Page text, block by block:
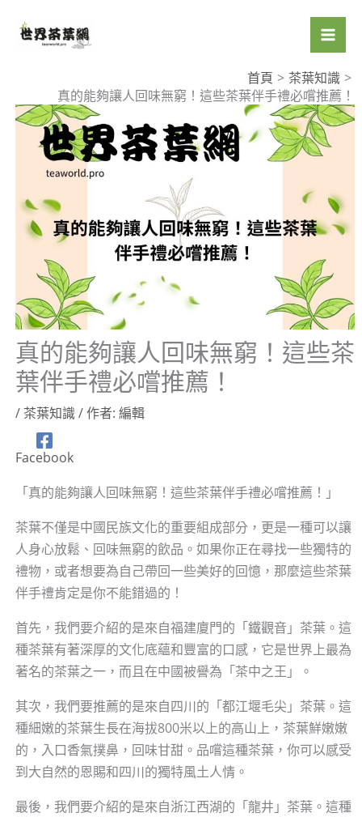
首頁
茶葉知識
真的能夠讓人回味無窮！這些茶葉伴手禮必嚐推薦！
真的能夠讓人回味無窮！這些茶
葉伴手禮必嚐推薦！
/ 茶葉知識/ 作者: 編輯
Facebook
「真的能夠讓人回味無窮！這些茶葉伴手禮必嚐推薦！」
茶葉不僅是中國民族文化的重要組成部分，更是一種可以讓
人身心放鬆、回味無窮的飲品。如果你正在尋找一些獨特的
禮物，或者想要為自己帶回一些美好的回憶，那麼這些茶葉
伴手禮肯定是你不能錯過的！
首先，我們要介紹的是來自福建廈門的「鐵觀音」茶葉。這
種茶葉有著深厚的文化底蘊和豐富的口感，它是世界上最為
著名的茶葉之一，而且在中國被譽為「茶中之王」。
其次，我們要推薦的是來自四川的「都江堰毛尖」茶葉。這
種細嫩的茶葉生長在海拔800米以上的高山上，茶葉鮮嫩嫩
的，入口香氣撲鼻，回味甘甜。品嚐這種茶葉，你可以感受
到大自然的恩賜和四川的獨特風土人情。
最後，我們要介紹的是來自浙江西湖的「龍井」茶葉。這種